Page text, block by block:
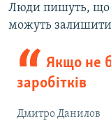
Люди пишуть, що
можуть
Якщо не
заробітків
Дмитро Данилов